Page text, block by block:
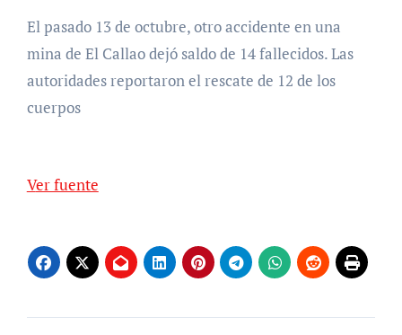
El pasado 13 de octubre, otro accidente en una
mina de El Callao dejó saldo de 14 fallecidos. Las
autoridades reportaron el rescate de 12 de los
cuerpos
Ver fuente